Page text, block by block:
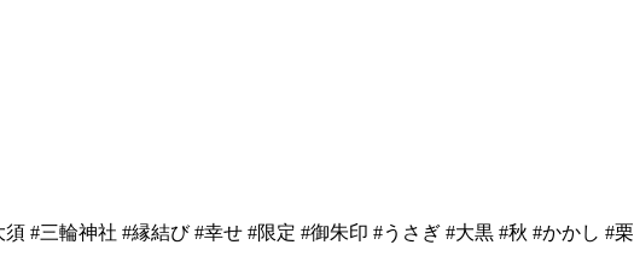
#三輪神社 #縁結び #幸せ #限定 #御朱印 #うさぎ #大黒 #秋 #かかし #栗